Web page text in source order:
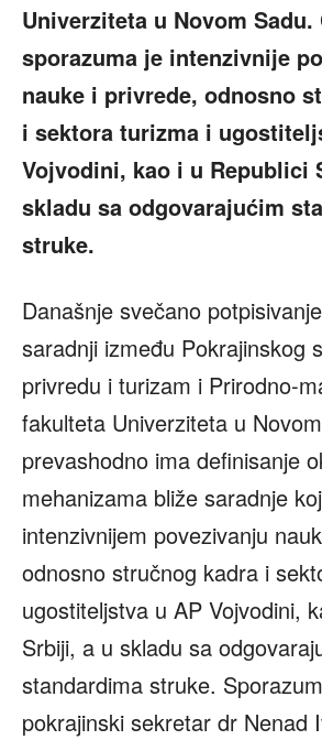
Univerziteta u Novom Sadu.
sporazuma je intenzivnije
nauke i privrede, odnosno
i sektora turizma i
Vojvodini, kao i u Republici
skladu sa odgovarajućim
struke.
Današnje svečano
saradnji između Pokrajinskog
privredu i turizam i Prirodno-
fakulteta Univerziteta u
prevashodno ima definisanje
mehanizama bliže saradnje
intenzivnijem povezivanju
odnosno stručnog kadra i
ugostiteljstva u AP Vojvodini,
Srbiji, a u skladu sa
standardima struke.
pokrajinski sekretar dr Nenad